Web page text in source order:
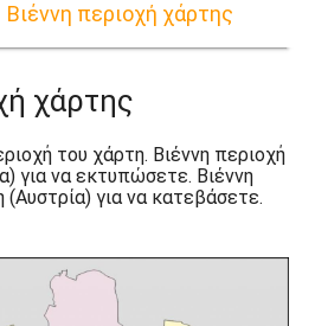
Βιέννη περιοχή χάρτης
χάρτης
του χάρτη. Βιέννη περιοχή
για να εκτυπώσετε. Βιέννη
(Αυστρία) για να κατεβάσετε.